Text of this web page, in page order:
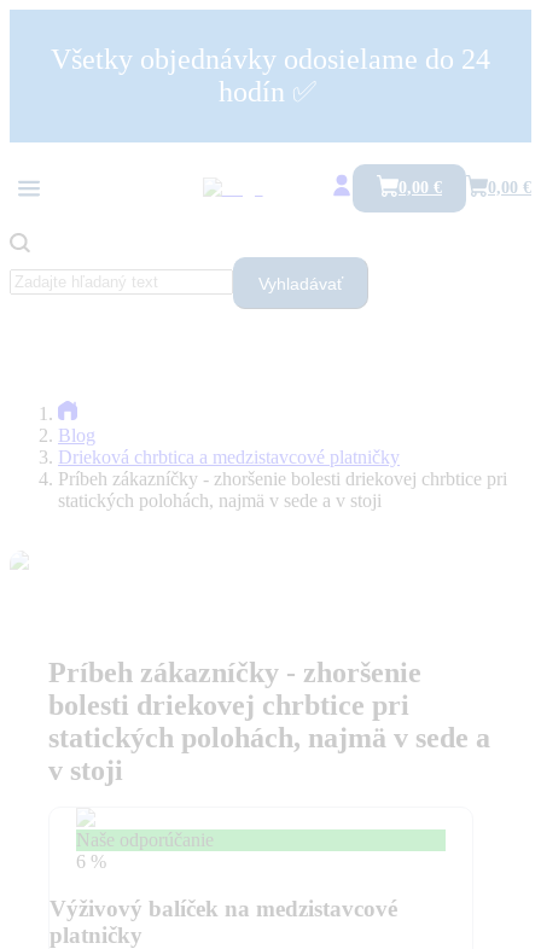
Všetky objednávky odosielame do 24
hodín ✅
Vyhladávať
0,00 € 0,00 €
Blog
Drieková chrbtica a medzistavcové platničky
Príbeh zákazníčky - zhoršenie bolesti driekovej chrbtice pri
statických polohách, najmä v sede a v stoji
Bolesti päty a pätová ostroha
Drieková chrbtica a medzistavcové platničky
Hrudná chrbtica
Krčná chrbtica
Ramenný kĺb
SI skĺbenie
Príbeh zákazníčky - zhoršenie
bolesti driekovej chrbtice pri
statických polohách, najmä v sede a
v stoji
Naše odporúčanie
6 %
Výživový balíček na medzistavcové
platničky